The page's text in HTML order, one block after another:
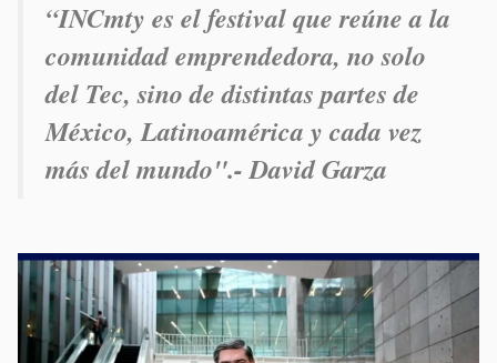
“INCmty es el festival que reúne a la
comunidad emprendedora, no solo
del Tec, sino de distintas partes de
México, Latinoamérica y cada vez
más del mundo".- David Garza